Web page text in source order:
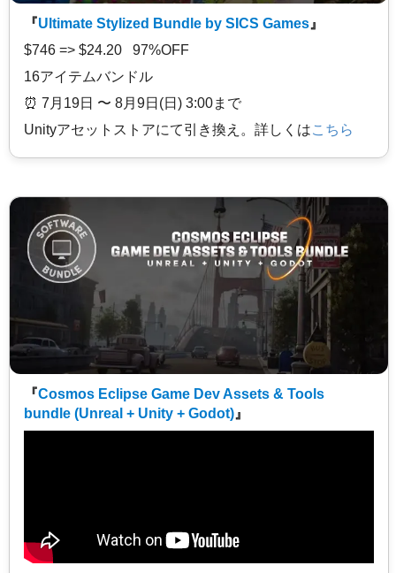
『Ultimate Stylized Bundle by SICS Games 』
$746 => $24.20 97%OFF
16アイテムバンドル
⏰️ 7月19日 〜 8月9日(日) 3:00まで
Unityアセットストアにて引き換え。詳しくはこちら
『Cosmos Eclipse Game Dev Assets & Tools
bundle (Unreal + Unity + Godot) 』